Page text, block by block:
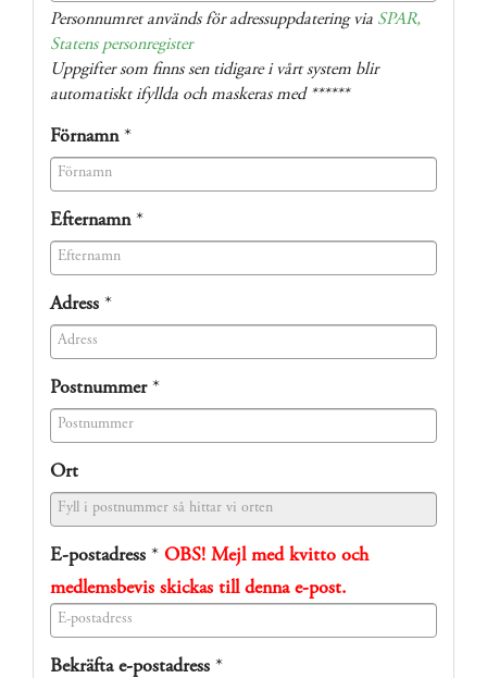
(success)
Personnumret används för adressuppdatering via SPAR,
Statens personregister
Uppgifter som finns sen tidigare i vårt system blir
automatiskt ifyllda och maskeras med ******
Förnamn*
Efternamn*
Adress *
Postnummer*
Ort
E-postadress * OBS! Mejl med kvitto och
medlemsbevis skickas till denna e-post.
Bekräfta e-postadress *